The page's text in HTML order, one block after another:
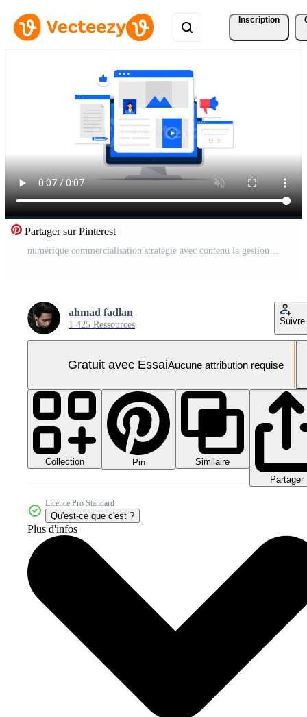
Inscription
Partager sur Pinterest
numérique commercialisation stratégie avec contenu la gestion et social médias Vidéo Pro
ahmad fadlan
1 425 Ressources Suivre
Gratuit avec EssaiAucune attribution requise
Collection Pin
Similaire
Partager
Licence Pro Standard
Qu'est-ce que c'est ?
Plus d'infos